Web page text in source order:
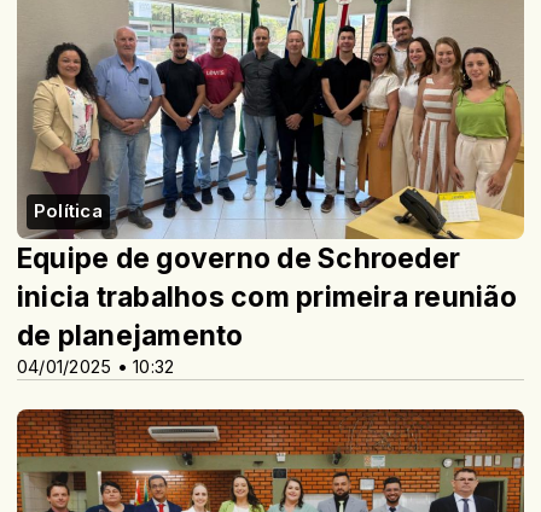
Política
04/01/2025 • 10:32
Equipe de governo de Schroeder
inicia trabalhos com primeira reunião
de planejamento